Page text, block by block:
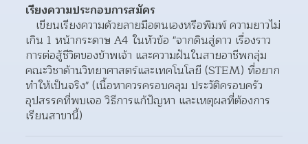
เรียงความประกอบการสมัคร
เขียนเรียงความด้วยลายมือตนเองหรือพิมพ์ ความยาวไม่
เกิน 1 หน้ากระดาษ A4 ในหัวข้อ "จากดินสู่ดาว เรื่องราว
การต่อสู้ชีวิตของข้าพเจ้า และความฝันในสายอาชีพกลุ่ม
คณะวิชาด้านวิทยาศาสตร์และเทคโนโลยี (STEM) ที่อยาก
ทำให้เป็นจริง" (เนื้อหาควรครอบคลุม ประวัติครอบครัว
อุปสรรคที่พบเจอ วิธีการแก้ปัญหา และเหตุผลที่ต้องการ
เรียนสาขานี้)